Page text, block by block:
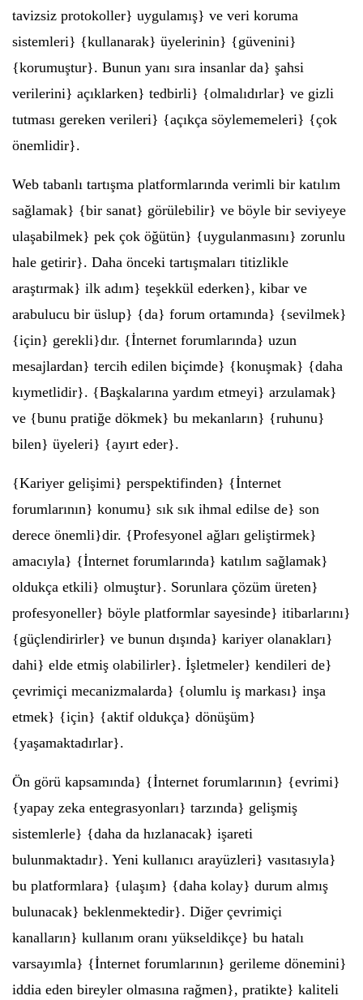
tavizsiz protokoller} uygulamış} ve veri koruma
sistemleri} {kullanarak} üyelerinin} {güvenini}
{korumuştur}. Bunun yanı sıra insanlar da} şahsi
verilerini} açıklarken} tedbirli} {olmalıdırlar} ve gizli
tutması gereken verileri} {açıkça söylememeleri} {çok
önemlidir}.
Web tabanlı tartışma platformlarında verimli bir katılım
sağlamak} {bir sanat} görülebilir} ve böyle bir seviyeye
ulaşabilmek} pek çok öğütün} {uygulanmasını} zorunlu
hale getirir}. Daha önceki tartışmaları titizlikle
araştırmak} ilk adım} teşekkül ederken}, kibar ve
arabulucu bir üslup} {da} forum ortamında} {sevilmek}
{için} gerekli}dır. {İnternet forumlarında} uzun
mesajlardan} tercih edilen biçimde} {konuşmak} {daha
kıymetlidir}. {Başkalarına yardım etmeyi} arzulamak}
ve {bunu pratiğe dökmek} bu mekanların} {ruhunu}
bilen} üyeleri} {ayırt eder}.
{Kariyer gelişimi} perspektifinden} {İnternet
forumlarının} konumu} sık sık ihmal edilse de} son
derece önemli}dir. {Profesyonel ağları geliştirmek}
amacıyla} {İnternet forumlarında} katılım sağlamak}
oldukça etkili} olmuştur}. Sorunlara çözüm üreten}
profesyoneller} böyle platformlar sayesinde} itibarlarını}
{güçlendirirler} ve bunun dışında} kariyer olanakları}
dahi} elde etmiş olabilirler}. İşletmeler} kendileri de}
çevrimiçi mecanizmalarda} {olumlu iş markası} inşa
etmek} {için} {aktif oldukça} dönüşüm}
{yaşamaktadırlar}.
Ön görü kapsamında} {İnternet forumlarının} {evrimi}
{yapay zeka entegrasyonları} tarzında} gelişmiş
sistemlerle} {daha da hızlanacak} işareti
bulunmaktadır}. Yeni kullanıcı arayüzleri} vasıtasıyla}
bu platformlara} {ulaşım} {daha kolay} durum almış
bulunacak} beklenmektedir}. Diğer çevrimiçi
kanalların} kullanım oranı yükseldikçe} bu hatalı
varsayımla} {İnternet forumlarının} gerileme dönemini}
iddia eden bireyler olmasına rağmen}, pratikte} kaliteli